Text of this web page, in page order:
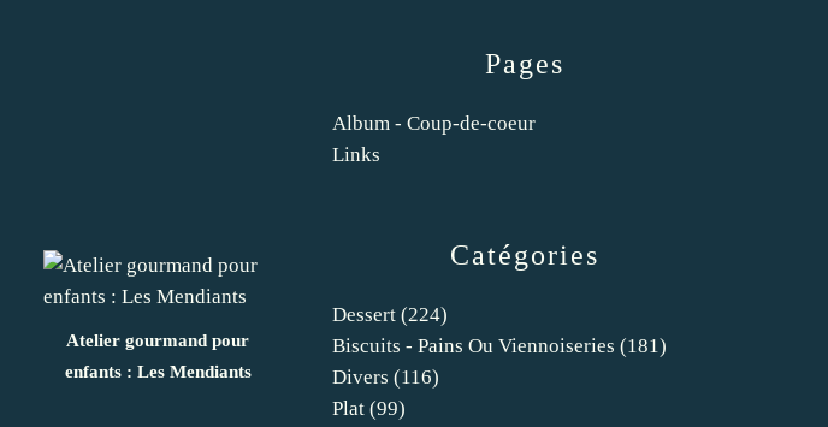
Atelier gourmand pour
enfants : Les Mendiants
Catégories
Dessert (224)
Biscuits - Pains Ou Viennoiseries (181)
Divers (116)
Plat (99)
Pages
Album - Coup-de-coeur
Links